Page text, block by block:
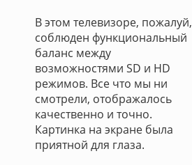
В этом телевизоре, пожалуй,
соблюден функциональный
баланс между
возможностями SD и HD
режимов. Все что мы ни
смотрели, отображалось
качественно и точно.
Картинка на экране была
приятной для глаза.